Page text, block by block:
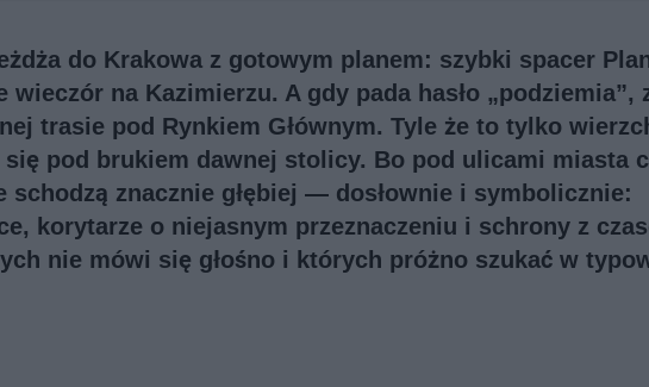
do Krakowa z gotowym planem: szybki spacer
wieczór na Kazimierzu. A gdy pada hasło „podziemia”,
trasie pod Rynkiem Głównym. Tyle że to tylko
pod brukiem dawnej stolicy. Bo pod ulicami miasta
znacznie głębiej — dosłownie i symbolicznie:
korytarze o niejasnym przeznaczeniu i schrony z
nie mówi się głośno i których próżno szukać w